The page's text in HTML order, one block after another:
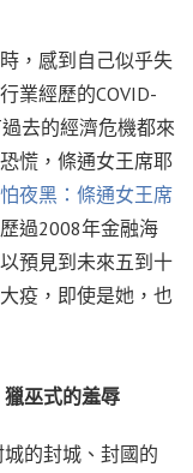
，感到自己似乎失
業經歷的COVID-
去的經濟危機都來
慌，條通女王席耶
夜黑：條通女王席
過2008年金融海
預見到未來五到十
疫，即使是她，也
巫式的羞辱
的封城、封國的